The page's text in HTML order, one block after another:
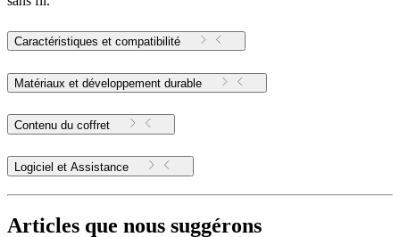
Caractéristiques et compatibilité
Matériaux et développement durable
Contenu du coffret
Logiciel et Assistance
Articles que nous suggérons